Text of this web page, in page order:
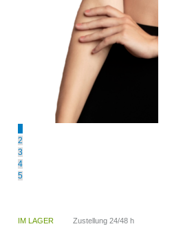
2
3
4
5
IM LAGER Zustellung 24/48 h